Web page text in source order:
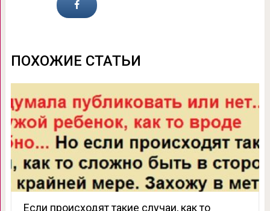
ПОХОЖИЕ СТАТЬИ
Если происходят такие случаи, как то